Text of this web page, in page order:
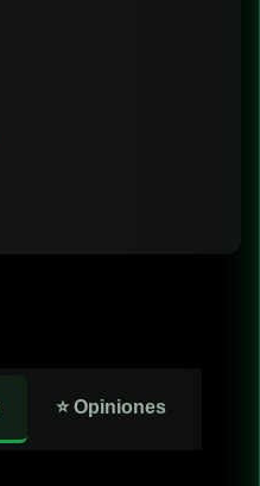
⭐ Opiniones